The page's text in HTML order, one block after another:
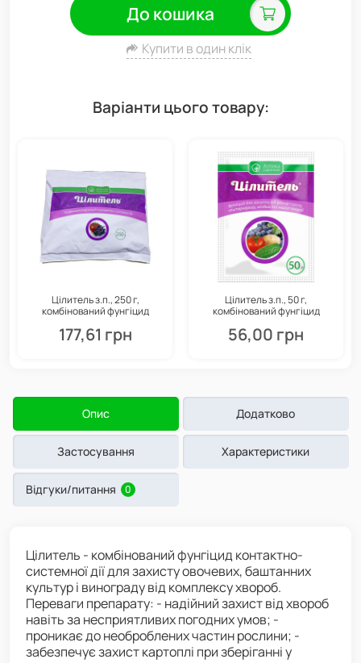
До кошика
Купити в один клік
Варіанти цього товару:
Цілитель з.п., 250 г,
комбінований фунгіцид
Укравіт
177,61 грн
Цілитель з.п., 50 г,
комбінований фунгіцид
Укравіт
56,00 грн
Опис Додатково
Застосування Характеристики
Відгуки/питання 0
Цілитель - комбінований фунгіцид контактно-
системної дії для захисту овочевих, баштанних
культур і винограду від комплексу хвороб.
Переваги препарату: - надійний захист від хвороб
навіть за несприятливих погодних умов; -
проникає до необроблених частин рослини; -
забезпечує захист картоплі при зберіганні у